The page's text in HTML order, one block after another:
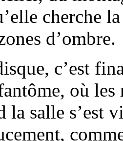
cherche
d’ombre.
c’est
où
la salle s’est